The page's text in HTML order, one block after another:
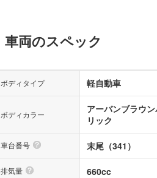
車両のスペック
ボディタイプ 軽自動車
ボディカラー
アーバンブラウ
リック
車台番号 末尾（341）
排気量 660cc